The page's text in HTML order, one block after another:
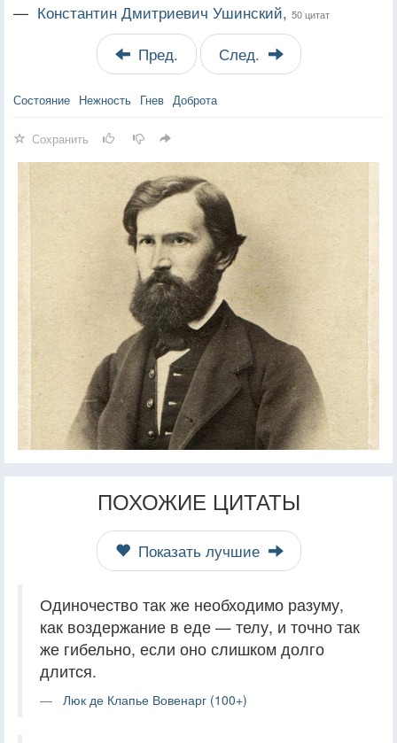
— Константин Дмитриевич Ушинский, 50 цитат
Пред. След.
Состояние Нежность Гнев Доброта
Сохранить
ПОХОЖИЕ ЦИТАТЫ
Показать лучшие
Одиночество так же необходимо разуму,
как воздержание в еде — телу, и точно так
же гибельно, если оно слишком долго
длится.
Люк де Клапье Вовенарг (100+)